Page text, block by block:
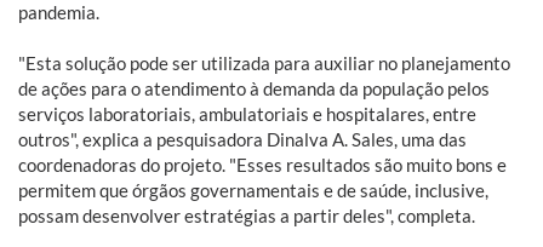
pandemia.
"Esta solução pode ser utilizada para auxiliar no planejamento
de ações para o atendimento à demanda da população pelos
serviços laboratoriais, ambulatoriais e hospitalares, entre
outros", explica a pesquisadora Dinalva A. Sales, uma das
coordenadoras do projeto. "Esses resultados são muito bons e
permitem que órgãos governamentais e de saúde, inclusive,
possam desenvolver estratégias a partir deles", completa.